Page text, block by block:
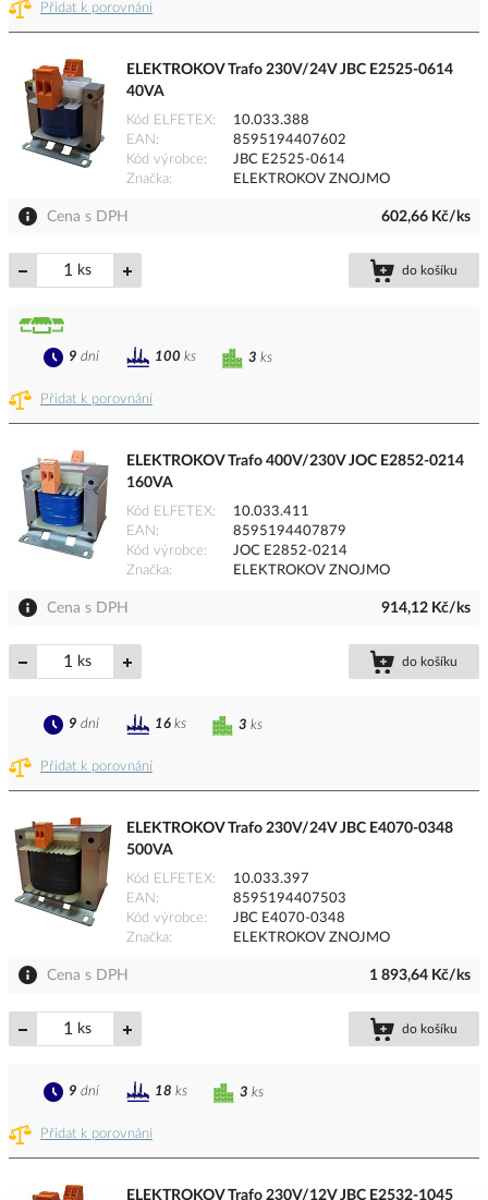
Přidat k porovnání
ELEKTROKOV Trafo 230V/24V JBC E2525-0614
40VA
Kód ELFETEX
10.033.388
EAN
8595194407602
Kód výrobce
JBC E2525-0614
Značka
ELEKTROKOV ZNOJMO
Cena s DPH 602,66 Kč/ks
ks do košíku
Přidat k porovnání
3 ks
9 dní 100 ks
ELEKTROKOV Trafo 400V/230V JOC E2852-0214
160VA
Kód ELFETEX
10.033.411
EAN
8595194407879
Kód výrobce
JOC E2852-0214
Značka
ELEKTROKOV ZNOJMO
Cena s DPH 914,12 Kč/ks
ks do košíku
Přidat k porovnání
3 ks
9 dní 16 ks
ELEKTROKOV Trafo 230V/24V JBC E4070-0348
500VA
Kód ELFETEX
10.033.397
EAN
8595194407503
Kód výrobce
JBC E4070-0348
Značka
ELEKTROKOV ZNOJMO
Cena s DPH 1 893,64 Kč/ks
ks do košíku
Přidat k porovnání
3 ks
9 dní 18 ks
ELEKTROKOV Trafo 230V/12V JBC E2532-1045